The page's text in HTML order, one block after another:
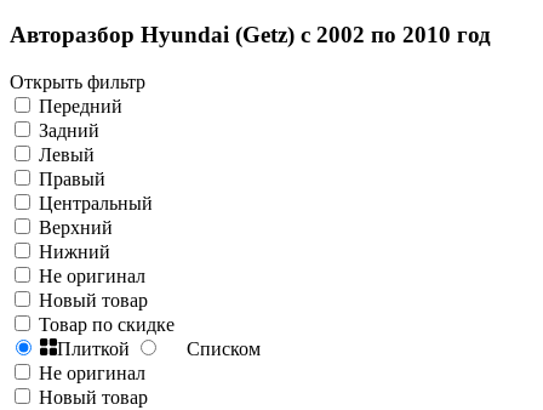
Авторазбор Hyundai (Getz) с 2002 по 2010 год
Открыть фильтр
Передний
Задний
Левый
Правый
Центральный
Верхний
Нижний
Не оригинал
Новый товар
Товар по скидке
Плиткой
Списком
Не оригинал
Новый товар